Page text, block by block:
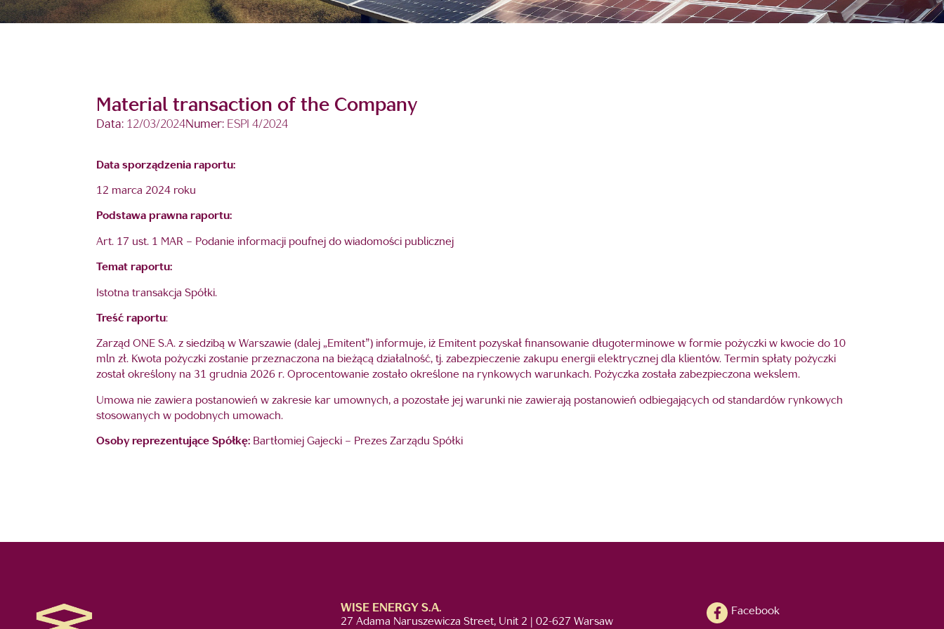
Material transaction of the Company
Data: 12/03/2024Numer: ESPI 4/2024
Data sporządzenia raportu:
12 marca 2024 roku
Podstawa prawna raportu:
Art. 17 ust. 1 MAR – Podanie informacji poufnej do wiadomości publicznej
Temat raportu:
Istotna transakcja Spółki.
Treść raportu:
Zarząd ONE S.A. z siedzibą w Warszawie (dalej „Emitent”) informuje, iż Emitent pozyskał finansowanie długoterminowe w formie pożyczki w kwocie do 10
mln zł. Kwota pożyczki zostanie przeznaczona na bieżącą działalność, tj. zabezpieczenie zakupu energii elektrycznej dla klientów. Termin spłaty pożyczki
został określony na 31 grudnia 2026 r. Oprocentowanie zostało określone na rynkowych warunkach. Pożyczka została zabezpieczona wekslem.
Umowa nie zawiera postanowień w zakresie kar umownych, a pozostałe jej warunki nie zawierają postanowień odbiegających od standardów rynkowych
stosowanych w podobnych umowach.
Osoby reprezentujące Spółkę: Bartłomiej Gajecki – Prezes Zarządu Spółki
WISE ENERGY S.A.
27 Adama Naruszewicza Street, Unit 2 | 02-627 Warsaw
Facebook